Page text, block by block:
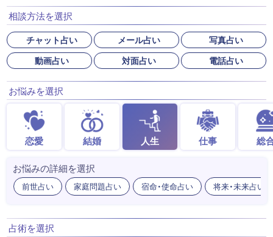
相談方法を選択
チャット占い メール占い
写真占い
動画占い
対面占い 電話占い
お悩みを選択
恋愛 結婚 人生 仕事 総
お悩みの詳細を選択
前世占い 家庭問題占い 宿命・使命占い 将来・未来占い
占術を選択